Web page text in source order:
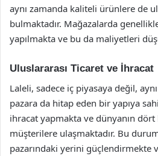
aynı zamanda kaliteli ürünlere de
bulmaktadır. Mağazalarda
yapılmakta ve bu da maliyetleri
Uluslararası Ticaret ve İhracat
Laleli, sadece iç piyasaya değil,
pazara da hitap eden bir yapıya
ihracat yapmakta ve dünyanın dört
müşterilere ulaşmaktadır. Bu
pazarındaki yerini güçlendirmekte